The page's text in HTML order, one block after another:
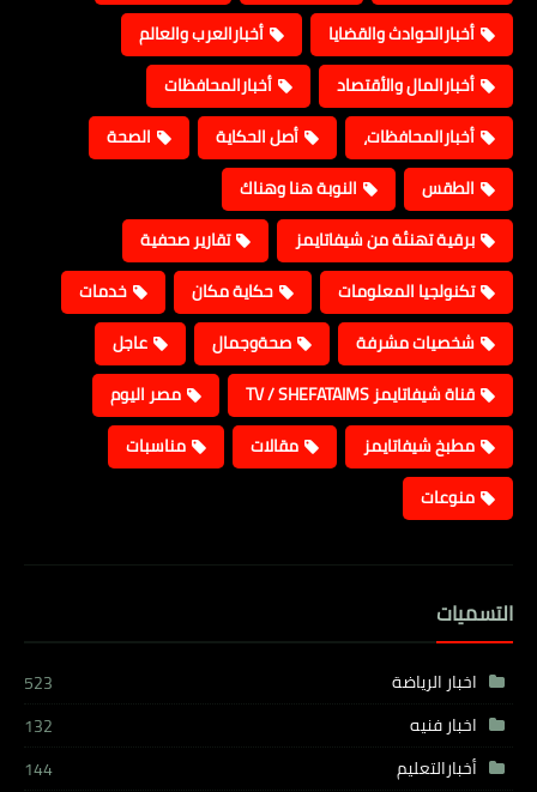
أخبارالحوادث والقضايا
أخبارالعرب والعالم
أخبارالمال والأقتصاد
أخبارالمحافظات
أخبارالمحافظات،
أصل الحكاية
الصحة
الطقس
النوبة هنا وهناك
برقية تهنئة من شيفاتايمز
تقارير صحفية
تكنولجيا المعلومات
حكاية مكان
خدمات
شخصيات مشرفة
صحةوجمال
عاجل
قناة شيفاتايمز TV / SHEFATAIMS
مصر اليوم
مطبخ شيفاتايمز
مقالات
مناسبات
منوعات
التسميات
اخبار الرياضة
523
اخبار فنيه
132
أخبارالتعليم
144